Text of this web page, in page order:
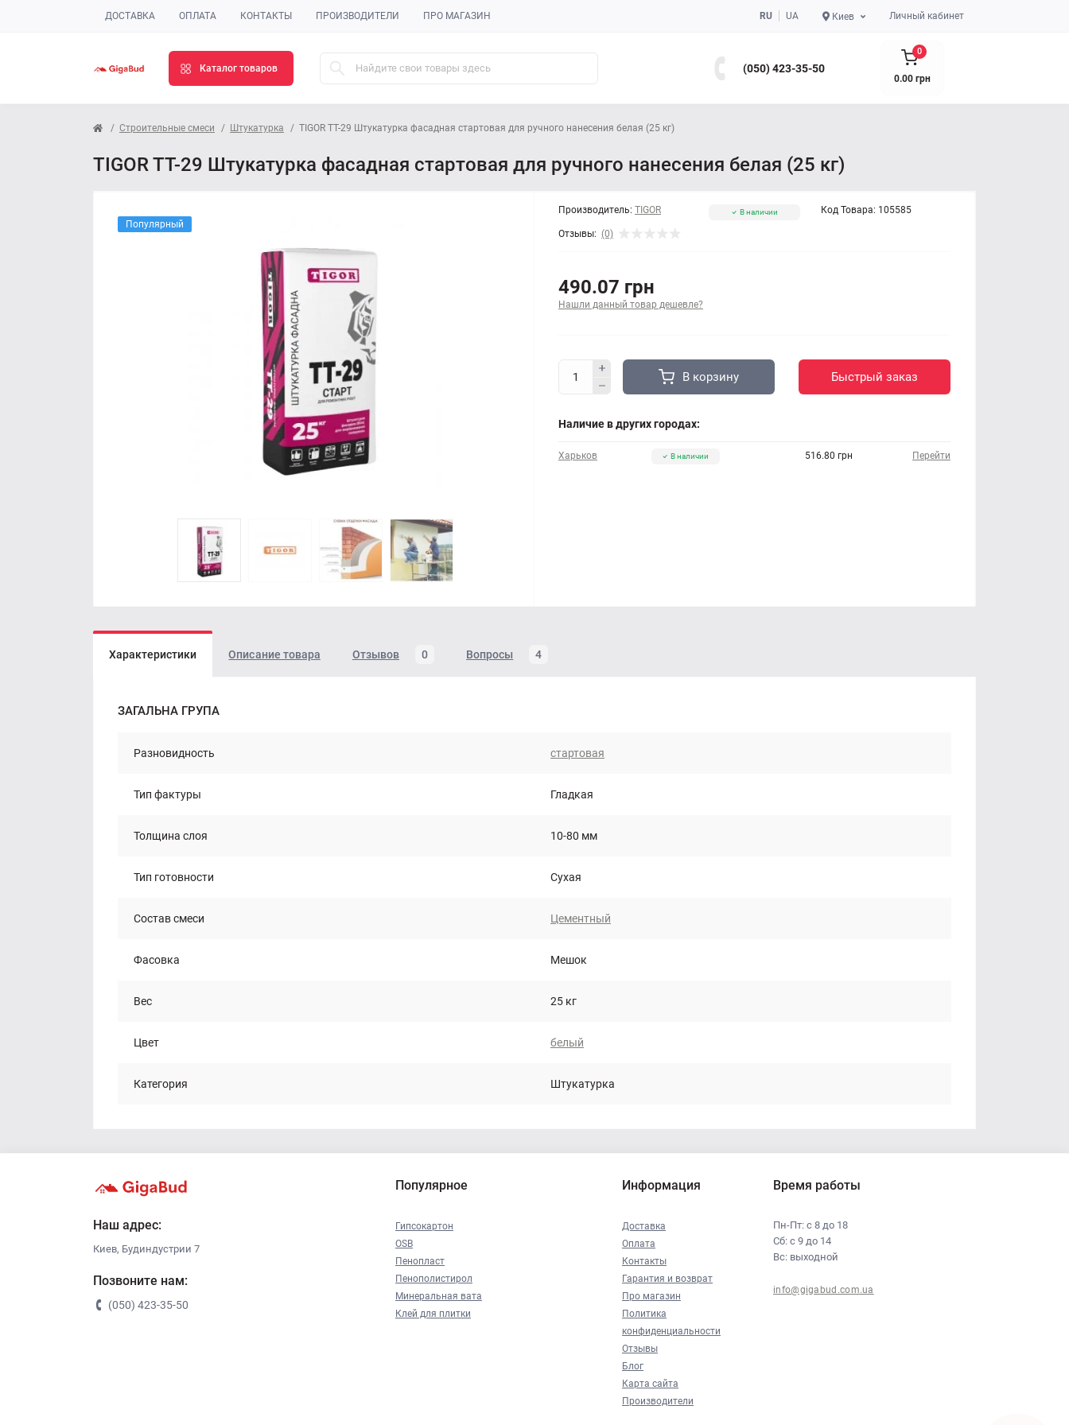
ДОСТАВКА ОПЛАТА КОНТАКТЫ ПРОИЗВОДИТЕЛИ ПРО МАГАЗИН RU UA Киев Личный кабинет
Каталог товаров (050) 423-35-50
0
0.00 грн
Строительные смеси Штукатурка TIGOR TT-29 Штукатурка фасадная стартовая для ручного нанесения белая (25 кг)
TIGOR TT-29 Штукатурка фасадная стартовая для ручного нанесения белая (25 кг)
Популярный
Производитель: TIGOR Код Товара: 105585
Отзывы: (0)
В наличии
490.07 грн
Нашли данный товар дешевле?
В корзину Быстрый заказ
Наличие в других городах:
Харьков В наличии 516.80 грн Перейти
Характеристики Описание товара Отзывов 0 Вопросы 4
ЗАГАЛЬНА ГРУПА
Разновидность стартовая
Тип фактуры Гладкая
Толщина слоя 10-80 мм
Тип готовности Сухая
Состав смеси Цементный
Фасовка Мешок
Вес 25 кг
Цвет белый
Категория Штукатурка
Наш адрес:
Киев, Будиндустрии 7
Позвоните нам:
(050) 423-35-50
Популярное
Гипсокартон
OSB
Пенопласт
Пенополистирол
Минеральная вата
Клей для плитки
Информация
Доставка
Оплата
Контакты
Гарантия и возврат
Про магазин
Политика
конфиденциальности
Отзывы
Блог
Карта сайта
Производители
Время работы
Пн-Пт: с 8 до 18
Сб: с 9 до 14
Вс: выходной
info@gigabud.com.ua